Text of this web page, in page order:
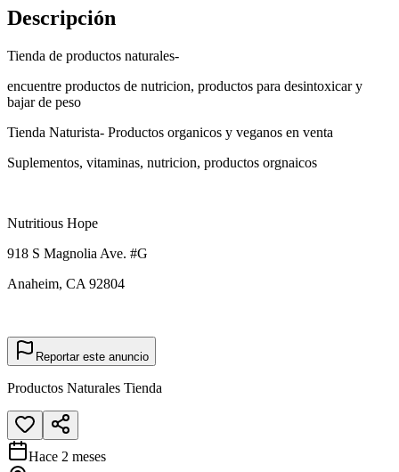
Descripción
Tienda de productos naturales-
encuentre productos de nutricion, productos para desintoxicar y
bajar de peso
Tienda Naturista- Productos organicos y veganos en venta
Suplementos, vitaminas, nutricion, productos orgnaicos
Nutritious Hope
918 S Magnolia Ave. #G
Anaheim, CA 92804
Reportar este anuncio
Productos Naturales Tienda
Hace 2 meses